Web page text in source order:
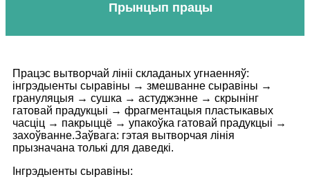
Прынцып працы
Працэс вытворчай лініі складаных угнаенняў:
інгрэдыенты сыравіны → змешванне сыравіны →
грануляцыя → сушка → астуджэнне → скрынінг
гатовай прадукцыі → фрагментацыя пластыкавых
часціц → пакрыццё → упакоўка гатовай прадукцыі →
захоўванне.Заўвага: гэтая вытворчая лінія
прызначана толькі для даведкі.
Інгрэдыенты сыравіны: